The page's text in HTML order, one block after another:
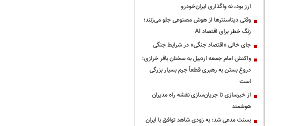
ارز بود، نه واگذاری ایران‌خودرو
وقتی دیتاسنترها از هوش مصنوعی جلو می‌زنند؛
زنگ خطر برای اقتصاد AI
جای خالی «اقتصاد جنگی» در شرایط جنگی
واکنش امام جمعه اردبیل به سخنان باقر خرازی:
دروغ بستن به رهبری قطعاً جرم بسیار بزرگی
است
از خبرسازی تا جریان‌سازی نقشه راه مدیران
هوشمند
بسنت مدعی شد: به زودی شاهد توافق با ایران